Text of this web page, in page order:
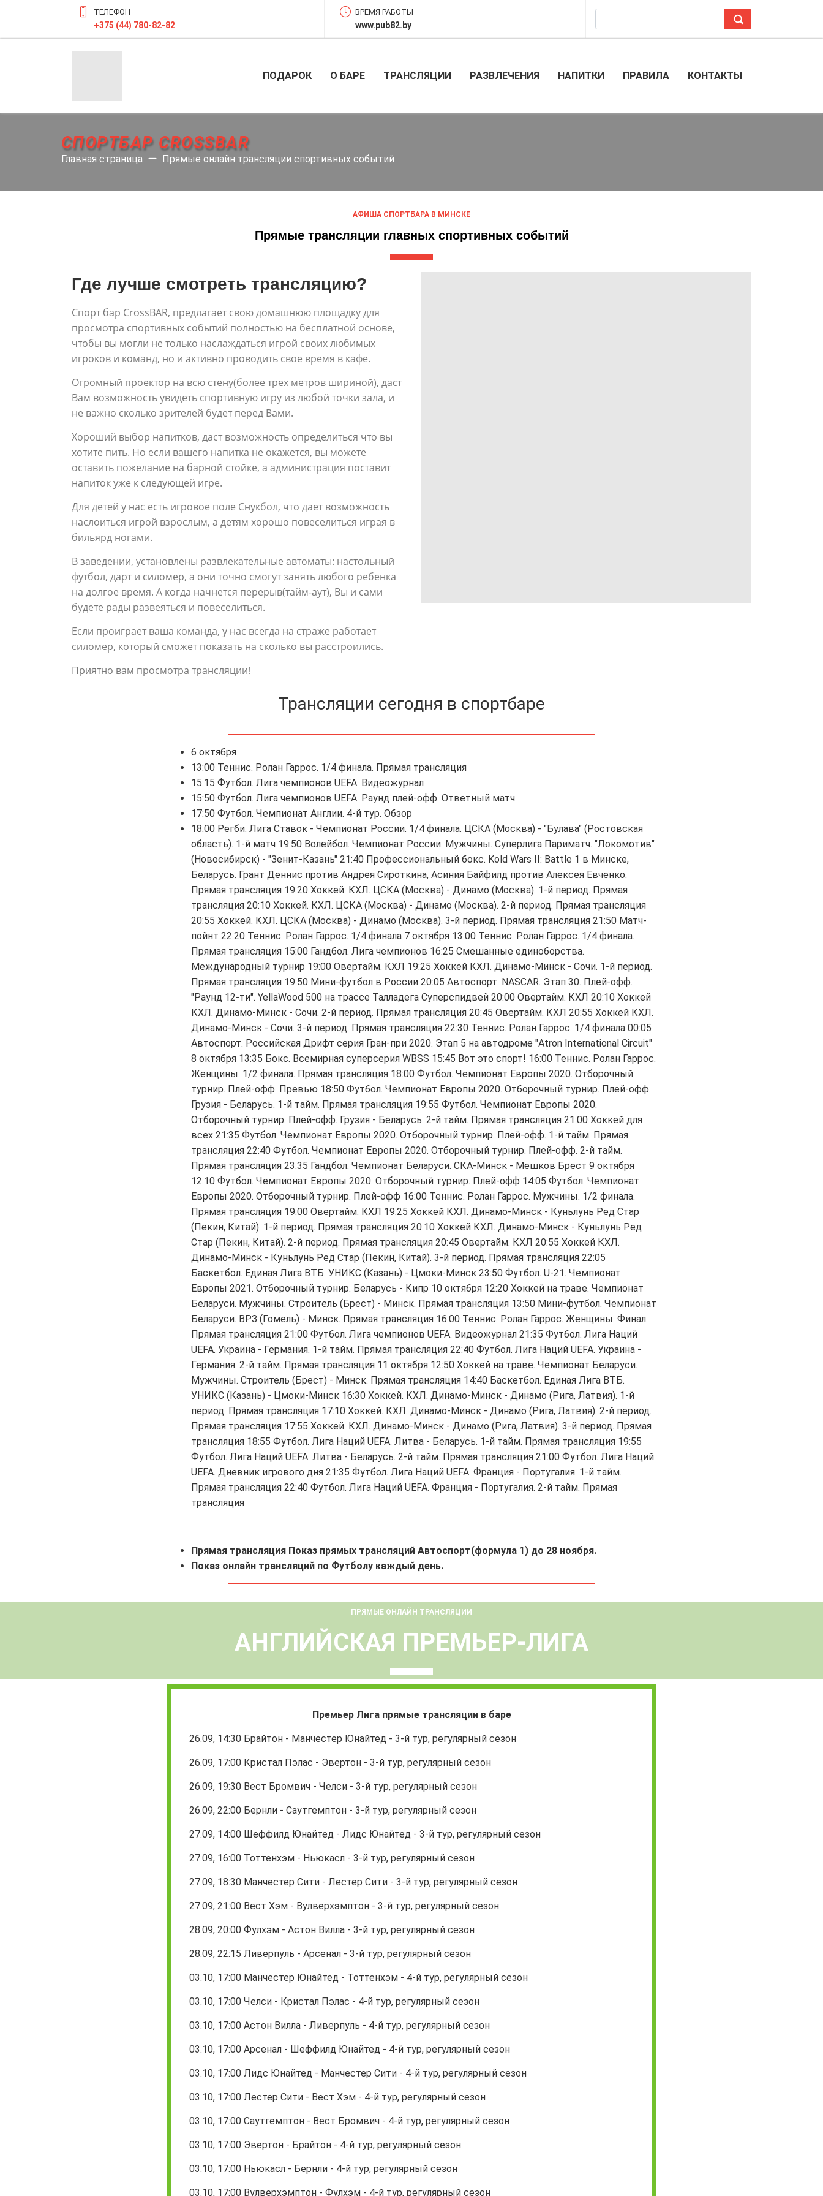
ТЕЛЕФОН
+375 (44) 780-82-82
ВРЕМЯ РАБОТЫ
www.pub82.by
ПОДАРОК О БАРЕ ТРАНСЛЯЦИИ РАЗВЛЕЧЕНИЯ НАПИТКИ ПРАВИЛА КОНТАКТЫ
СПОРТБАР CROSSBAR
Главная страница Прямые онлайн трансляции спортивных событий
АФИША СПОРТБАРА В МИНСКЕ
Прямые трансляции главных спортивных событий
Где лучше смотреть трансляцию?
Спорт бар CrossBAR, предлагает свою домашнюю площадку для
просмотра спортивных событий полностью на бесплатной основе,
чтобы вы могли не только наслаждаться игрой своих любимых
игроков и команд, но и активно проводить свое время в кафе.
Огромный проектор на всю стену(более трех метров шириной), даст
Вам возможность увидеть спортивную игру из любой точки зала, и
не важно сколько зрителей будет перед Вами.
Хороший выбор напитков, даст возможность определиться что вы
хотите пить. Но если вашего напитка не окажется, вы можете
оставить пожелание на барной стойке, а администрация поставит
напиток уже к следующей игре.
Для детей у нас есть игровое поле Снукбол, что дает возможность
наслоиться игрой взрослым, а детям хорошо повеселиться играя в
бильярд ногами.
В заведении, установлены развлекательные автоматы: настольный
футбол, дарт и силомер, а они точно смогут занять любого ребенка
на долгое время. А когда начнется перерыв(тайм-аут), Вы и сами
будете рады развеяться и повеселиться.
Если проиграет ваша команда, у нас всегда на страже работает
силомер, который сможет показать на сколько вы расстроились.
Приятно вам просмотра трансляции!
Трансляции сегодня в спортбаре
6 октября
13:00 Теннис. Ролан Гаррос. 1/4 финала. Прямая трансляция
15:15 Футбол. Лига чемпионов UEFA. Видеожурнал
15:50 Футбол. Лига чемпионов UEFA. Раунд плей-офф. Ответный матч
17:50 Футбол. Чемпионат Англии. 4-й тур. Обзор
18:00 Регби. Лига Ставок - Чемпионат России. 1/4 финала. ЦСКА (Москва) - "Булава" (Ростовская
область). 1-й матч 19:50 Волейбол. Чемпионат России. Мужчины. Суперлига Париматч. "Локомотив"
(Новосибирск) - "Зенит-Казань" 21:40 Профессиональный бокс. Kold Wars II: Battle 1 в Минске,
Беларусь. Грант Деннис против Андрея Сироткина, Асиния Байфилд против Алексея Евченко.
Прямая трансляция 19:20 Хоккей. КХЛ. ЦСКА (Москва) - Динамо (Москва). 1-й период. Прямая
трансляция 20:10 Хоккей. КХЛ. ЦСКА (Москва) - Динамо (Москва). 2-й период. Прямая трансляция
20:55 Хоккей. КХЛ. ЦСКА (Москва) - Динамо (Москва). 3-й период. Прямая трансляция 21:50 Матч-
пойнт 22:20 Теннис. Ролан Гаррос. 1/4 финала 7 октября 13:00 Теннис. Ролан Гаррос. 1/4 финала.
Прямая трансляция 15:00 Гандбол. Лига чемпионов 16:25 Смешанные единоборства.
Международный турнир 19:00 Овертайм. КХЛ 19:25 Хоккей КХЛ. Динамо-Минск - Сочи. 1-й период.
Прямая трансляция 19:50 Мини-футбол в России 20:05 Автоспорт. NASCAR. Этап 30. Плей-офф.
"Раунд 12-ти". YellaWood 500 на трассе Талладега Суперспидвей 20:00 Овертайм. КХЛ 20:10 Хоккей
КХЛ. Динамо-Минск - Сочи. 2-й период. Прямая трансляция 20:45 Овертайм. КХЛ 20:55 Хоккей КХЛ.
Динамо-Минск - Сочи. 3-й период. Прямая трансляция 22:30 Теннис. Ролан Гаррос. 1/4 финала 00:05
Автоспорт. Российская Дрифт серия Гран-при 2020. Этап 5 на автодроме "Atron International Circuit"
8 октября 13:35 Бокс. Всемирная суперсерия WBSS 15:45 Вот это спорт! 16:00 Теннис. Ролан Гаррос.
Женщины. 1/2 финала. Прямая трансляция 18:00 Футбол. Чемпионат Европы 2020. Отборочный
турнир. Плей-офф. Превью 18:50 Футбол. Чемпионат Европы 2020. Отборочный турнир. Плей-офф.
Грузия - Беларусь. 1-й тайм. Прямая трансляция 19:55 Футбол. Чемпионат Европы 2020.
Отборочный турнир. Плей-офф. Грузия - Беларусь. 2-й тайм. Прямая трансляция 21:00 Хоккей для
всех 21:35 Футбол. Чемпионат Европы 2020. Отборочный турнир. Плей-офф. 1-й тайм. Прямая
трансляция 22:40 Футбол. Чемпионат Европы 2020. Отборочный турнир. Плей-офф. 2-й тайм.
Прямая трансляция 23:35 Гандбол. Чемпионат Беларуси. СКА-Минск - Мешков Брест 9 октября
12:10 Футбол. Чемпионат Европы 2020. Отборочный турнир. Плей-офф 14:05 Футбол. Чемпионат
Европы 2020. Отборочный турнир. Плей-офф 16:00 Теннис. Ролан Гаррос. Мужчины. 1/2 финала.
Прямая трансляция 19:00 Овертайм. КХЛ 19:25 Хоккей КХЛ. Динамо-Минск - Куньлунь Ред Стар
(Пекин, Китай). 1-й период. Прямая трансляция 20:10 Хоккей КХЛ. Динамо-Минск - Куньлунь Ред
Стар (Пекин, Китай). 2-й период. Прямая трансляция 20:45 Овертайм. КХЛ 20:55 Хоккей КХЛ.
Динамо-Минск - Куньлунь Ред Стар (Пекин, Китай). 3-й период. Прямая трансляция 22:05
Баскетбол. Единая Лига ВТБ. УНИКС (Казань) - Цмоки-Минск 23:50 Футбол. U-21. Чемпионат
Европы 2021. Отборочный турнир. Беларусь - Кипр 10 октября 12:20 Хоккей на траве. Чемпионат
Беларуси. Мужчины. Строитель (Брест) - Минск. Прямая трансляция 13:50 Мини-футбол. Чемпионат
Беларуси. ВРЗ (Гомель) - Минск. Прямая трансляция 16:00 Теннис. Ролан Гаррос. Женщины. Финал.
Прямая трансляция 21:00 Футбол. Лига чемпионов UEFA. Видеожурнал 21:35 Футбол. Лига Наций
UEFA. Украина - Германия. 1-й тайм. Прямая трансляция 22:40 Футбол. Лига Наций UEFA. Украина -
Германия. 2-й тайм. Прямая трансляция 11 октября 12:50 Хоккей на траве. Чемпионат Беларуси.
Мужчины. Строитель (Брест) - Минск. Прямая трансляция 14:40 Баскетбол. Единая Лига ВТБ.
УНИКС (Казань) - Цмоки-Минск 16:30 Хоккей. КХЛ. Динамо-Минск - Динамо (Рига, Латвия). 1-й
период. Прямая трансляция 17:10 Хоккей. КХЛ. Динамо-Минск - Динамо (Рига, Латвия). 2-й период.
Прямая трансляция 17:55 Хоккей. КХЛ. Динамо-Минск - Динамо (Рига, Латвия). 3-й период. Прямая
трансляция 18:55 Футбол. Лига Наций UEFA. Литва - Беларусь. 1-й тайм. Прямая трансляция 19:55
Футбол. Лига Наций UEFA. Литва - Беларусь. 2-й тайм. Прямая трансляция 21:00 Футбол. Лига Наций
UEFA. Дневник игрового дня 21:35 Футбол. Лига Наций UEFA. Франция - Португалия. 1-й тайм.
Прямая трансляция 22:40 Футбол. Лига Наций UEFA. Франция - Португалия. 2-й тайм. Прямая
трансляция
Прямая трансляция Показ прямых трансляций Автоспорт(формула 1) до 28 ноября.
Показ онлайн трансляций по Футболу каждый день.
ПРЯМЫЕ ОНЛАЙН ТРАНСЛЯЦИИ
АНГЛИЙСКАЯ ПРЕМЬЕР-ЛИГА
Премьер Лигапрямые трансляции в баре
26.09, 14:30 Брайтон - Манчестер Юнайтед - 3-й тур, регулярный сезон
26.09, 17:00 Кристал Пэлас - Эвертон - 3-й тур, регулярный сезон
26.09, 19:30 Вест Бромвич - Челси - 3-й тур, регулярный сезон
26.09, 22:00 Бернли - Саутгемптон - 3-й тур, регулярный сезон
27.09, 14:00 Шеффилд Юнайтед - Лидс Юнайтед - 3-й тур, регулярный сезон
27.09, 16:00 Тоттенхэм - Ньюкасл - 3-й тур, регулярный сезон
27.09, 18:30 Манчестер Сити - Лестер Сити - 3-й тур, регулярный сезон
27.09, 21:00 Вест Хэм - Вулверхэмптон - 3-й тур, регулярный сезон
28.09, 20:00 Фулхэм - Астон Вилла - 3-й тур, регулярный сезон
28.09, 22:15 Ливерпуль - Арсенал - 3-й тур, регулярный сезон
03.10, 17:00 Манчестер Юнайтед - Тоттенхэм - 4-й тур, регулярный сезон
03.10, 17:00 Челси - Кристал Пэлас - 4-й тур, регулярный сезон
03.10, 17:00 Астон Вилла - Ливерпуль - 4-й тур, регулярный сезон
03.10, 17:00 Арсенал - Шеффилд Юнайтед - 4-й тур, регулярный сезон
03.10, 17:00 Лидс Юнайтед - Манчестер Сити - 4-й тур, регулярный сезон
03.10, 17:00 Лестер Сити - Вест Хэм - 4-й тур, регулярный сезон
03.10, 17:00 Саутгемптон - Вест Бромвич - 4-й тур, регулярный сезон
03.10, 17:00 Эвертон - Брайтон - 4-й тур, регулярный сезон
03.10, 17:00 Ньюкасл - Бернли - 4-й тур, регулярный сезон
03.10, 17:00 Вулверхэмптон - Фулхэм - 4-й тур, регулярный сезон